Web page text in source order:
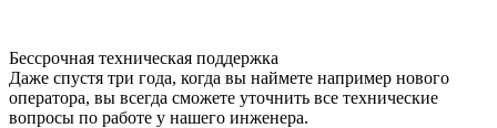
Бессрочная техническая поддержка
Даже спустя три года, когда вы наймете например нового
оператора, вы всегда сможете уточнить все технические
вопросы по работе у нашего инженера.